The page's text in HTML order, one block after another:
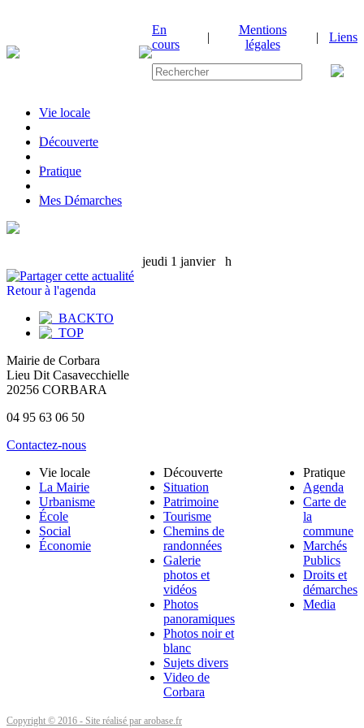
En
cours
|
Mentions
légales
| Liens
Vie locale
|Découverte
|Pratique
|Mes Démarches
jeudi 1 janvierh
Retour à l'agenda
Mairie de Corbara
Lieu Dit Casavecchielle
20256 CORBARA
04 95 63 06 50
Contactez-nous
Vie locale
La Mairie
Urbanisme
École
Social
Économie
Découverte
Situation
Patrimoine
Tourisme
Chemins de
randonnées
Galerie
photos et
vidéos
Photos
panoramiques
Photos noir et
blanc
Sujets divers
Video de
Corbara
Pratique
Agenda
Carte de
la
commune
Marchés
Publics
Droits et
démarches
Media
Copyright © 2016 - Site réalisé par arobase.fr